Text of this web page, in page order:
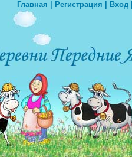
Главная Регистрация Вход